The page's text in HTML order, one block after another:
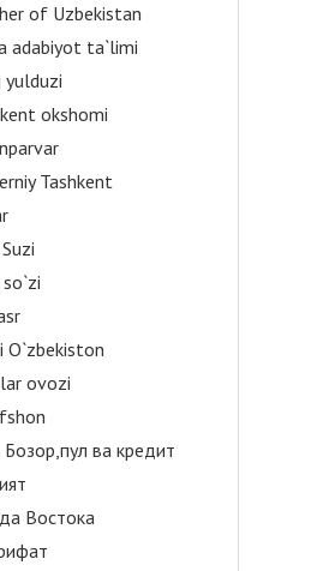
of Uzbekistan
adabiyot ta`limi
yulduzi
okshomi
Tashkent
O`zbekiston
ovozi
ва кредит
Востока